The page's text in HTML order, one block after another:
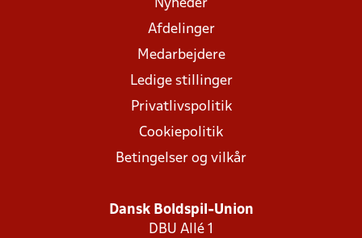
Nyheder
Afdelinger
Medarbejdere
Ledige stillinger
Privatlivspolitik
Cookiepolitik
Betingelser og vilkår
Dansk Boldspil-Union
DBU Allé 1